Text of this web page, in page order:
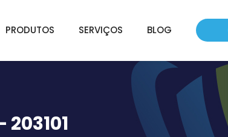
PRODUTOS SERVIÇOS BLOG
203101